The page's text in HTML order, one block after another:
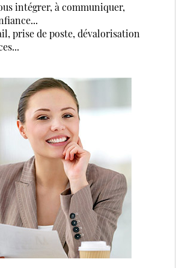
intégrer, à communiquer,
prise de poste, dévalorisation